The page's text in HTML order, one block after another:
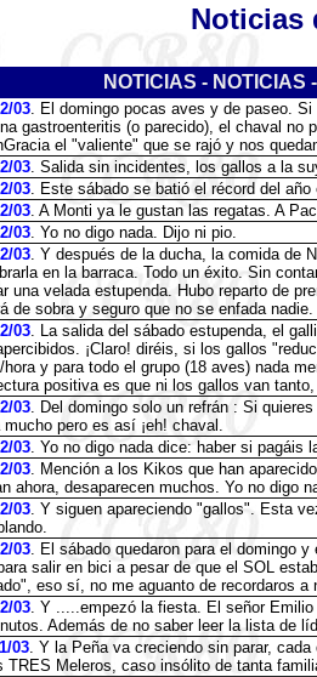
Noticias
NOTICIAS - NOTICIAS
03. El domingo pocas aves y de paseo.
gastroenteritis (o parecido), el chaval no
el "valiente" que se rajó y nos
03. Salida sin incidentes, los gallos a la
03. Este sábado se batió el récord del
03. A Monti ya le gustan las regatas. A
03. Yo no digo nada. Dijo ni pio.
03. Y después de la ducha, la comida de
en la barraca. Todo un éxito. Sin
una velada estupenda. Hubo reparto de
de sobra y seguro que no se enfada nadie.
03. La salida del sábado estupenda, el
¡Claro! diréis, si los gallos
hora y para todo el grupo (18 aves) nada
positiva es que ni los gallos van
03. Del domingo solo un refrán : Si
mucho pero es así ¡eh! chaval.
03. Yo no digo nada dice: haber si pagáis
03. Mención a los Kikos que han
ahora, desaparecen muchos. Yo no digo
03. Y siguen apareciendo "gallos". Esta
03. El sábado quedaron para el domingo
salir en bici a pesar de que el SOL
eso sí, no me aguanto de recordaros a
03. Y .....empezó la fiesta. El señor
Además de no saber leer la lista de
03. Y la Peña va creciendo sin parar,
TRES Meleros, caso insólito de tanta